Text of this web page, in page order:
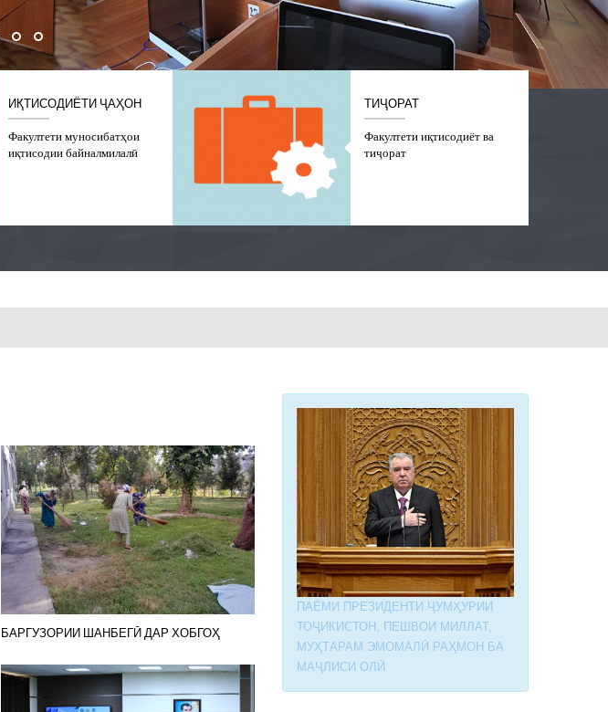
ИҚТИСОДИЁТИ ҶАҲОН
Факултети муносибатҳои
иқтисодии байналмилалӣ
ТИҶОРАТ
Факултети иқтисодиёт ва
тиҷорат
БАРГУЗОРИИ ШАНБЕГӢ ДАР ХОБГОҲ
ПАЁМИ ПРЕЗИДЕНТИ ҶУМҲУРИИ
ТОҶИКИСТОН, ПЕШВОИ МИЛЛАТ,
МУҲТАРАМ ЭМОМАЛӢ РАҲМОН БА
МАҶЛИСИ ОЛӢ